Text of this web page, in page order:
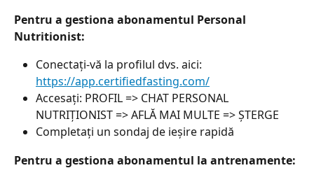
Pentru a gestiona abonamentul Personal
Nutritionist:
Conectați-vă la profilul dvs. aici:
https://app.certifiedfasting.com/
Accesați: PROFIL => CHAT PERSONAL
NUTRIȚIONIST => AFLĂ MAI MULTE => ȘTERGE
Completați un sondaj de ieșire rapidă
Pentru a gestiona abonamentul la antrenamente: